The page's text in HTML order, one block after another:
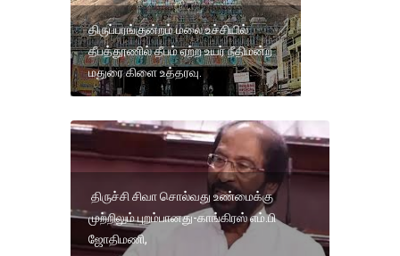
திருப்பரங்குன்றம் மலை உச்சியில்
தீபத்தூணில் தீபம் ஏற்ற உயர் நீதிமன்ற
மதுரை கிளை உத்தரவு.
திருச்சி சிவா சொல்வது உண்மைக்கு
முற்றிலும் புறம்பானது-காங்கிரஸ் எம்.பி
ஜோதிமணி,